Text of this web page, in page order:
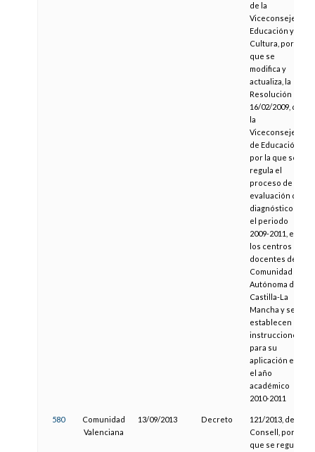
de la
Viceconsejería
Educación y
Cultura, por la
que se
modifica y
actualiza, la
Resolución de
16/02/2009, de
la
Viceconsejería
de Educación,
por la que se
regula el
proceso de
evaluación de
diagnóstico en
el periodo
2009-2011, en
los centros
docentes de la
Comunidad
Autónoma de
Castilla-La
Mancha y se
establecen
instrucciones
para su
aplicación en
el año
académico
2010-2011
580
Comunidad
Valenciana
13/09/2013 Decreto
121/2013, del
Consell, por el
que se regulan